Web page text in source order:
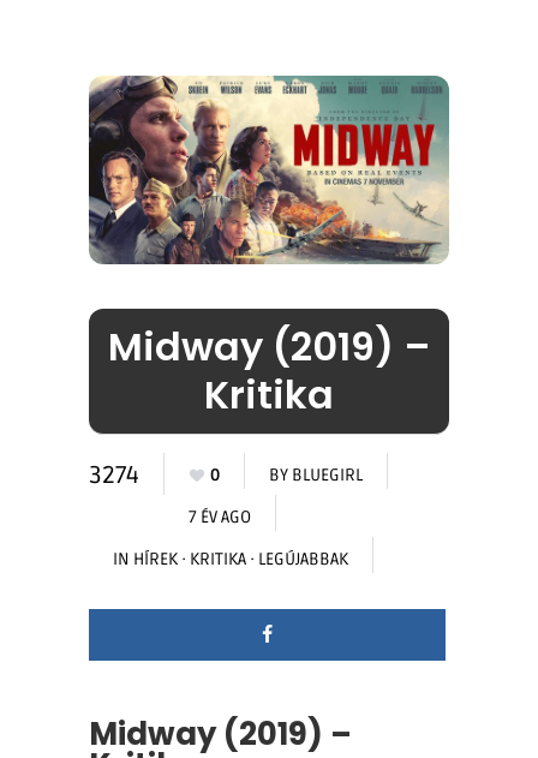
Midway (2019) –
Kritika
3274 0 BY BLUEGIRL
7 ÉV AGO
IN HÍREK · KRITIKA · LEGÚJABBAK
Midway (2019) –